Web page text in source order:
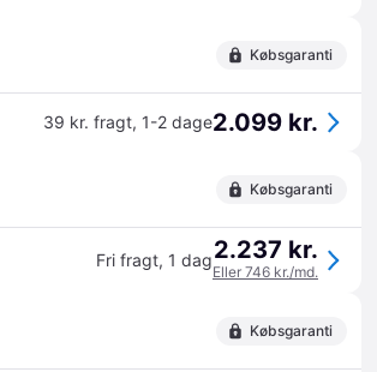
Købsgaranti
39 kr. fragt, 1-2 dage2.099 kr.
Købsgaranti
Fri fragt, 1 dag2.237 kr.
Eller 746 kr./md.
Købsgaranti